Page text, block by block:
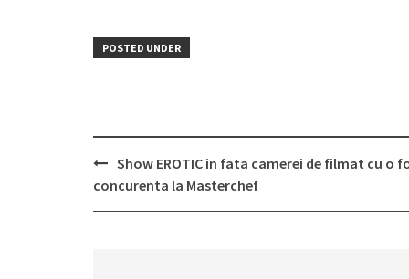
POSTED UNDER
Post
navigation
Show EROTIC in fata camerei de filmat cu o
concurenta la Masterchef